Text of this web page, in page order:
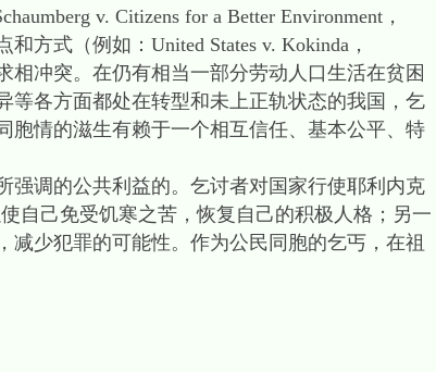
v. Citizens for a Better Environment，
方式（例如：United States v. Kokinda，
相冲突。在仍有相当一部分劳动人口生活在贫困
等各方面都处在转型和未上正轨状态的我国，乞
胞情的滋生有赖于一个相互信任、基本公平、特
调的公共利益的。乞讨者对国家行使耶利内克
自己免受饥寒之苦，恢复自己的积极人格；另一
少犯罪的可能性。作为公民同胞的乞丐，在祖